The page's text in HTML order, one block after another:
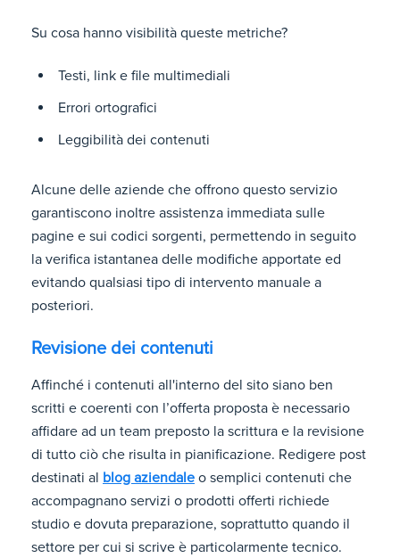
Su cosa hanno visibilità queste metriche?
Testi, link e file multimediali
Errori ortografici
Leggibilità dei contenuti
Alcune delle aziende che offrono questo servizio
garantiscono inoltre assistenza immediata sulle
pagine e sui codici sorgenti, permettendo in seguito
la verifica istantanea delle modifiche apportate ed
evitando qualsiasi tipo di intervento manuale a
posteriori.
Revisione dei contenuti
Affinché i contenuti all'interno del sito siano ben
scritti e coerenti con l’offerta proposta è necessario
affidare ad un team preposto la scrittura e la revisione
di tutto ciò che risulta in pianificazione. Redigere post
destinati al blog aziendale o semplici contenuti che
accompagnano servizi o prodotti offerti richiede
studio e dovuta preparazione, soprattutto quando il
settore per cui si scrive è particolarmente tecnico.